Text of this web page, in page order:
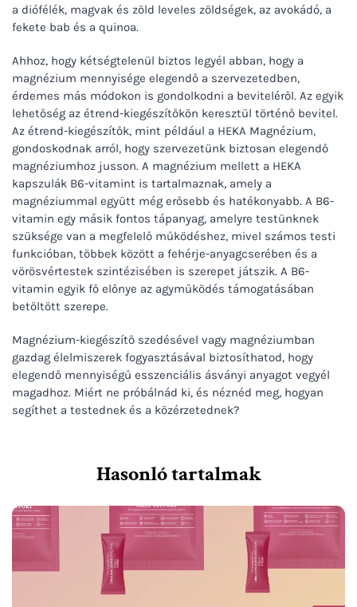
a diófélék, magvak és zöld leveles zöldségek, az avokádó, a
fekete bab és a quinoa.
Ahhoz, hogy kétségtelenül biztos legyél abban, hogy a
magnézium mennyisége elegendő a szervezetedben,
érdemes más módokon is gondolkodni a beviteléről. Az egyik
lehetőség az étrend-kiegészítőkön keresztül történő bevitel.
Az étrend-kiegészítők, mint például a HEKA Magnézium,
gondoskodnak arról, hogy szervezetünk biztosan elegendő
magnéziumhoz jusson. A magnézium mellett a HEKA
kapszulák B6-vitamint is tartalmaznak, amely a
magnéziummal együtt még erősebb és hatékonyabb. A B6-
vitamin egy másik fontos tápanyag, amelyre testünknek
szüksége van a megfelelő működéshez, mivel számos testi
funkcióban, többek között a fehérje-anyagcserében és a
vörösvértestek szintézisében is szerepet játszik. A B6-
vitamin egyik fő előnye az agyműködés támogatásában
betöltött szerepe.
Magnézium-kiegészítő szedésével vagy magnéziumban
gazdag élelmiszerek fogyasztásával biztosíthatod, hogy
elegendő mennyiségű esszenciális ásványi anyagot vegyél
magadhoz. Miért ne próbálnád ki, és néznéd meg, hogyan
segíthet a testednek és a közérzetednek?
Hasonló tartalmak